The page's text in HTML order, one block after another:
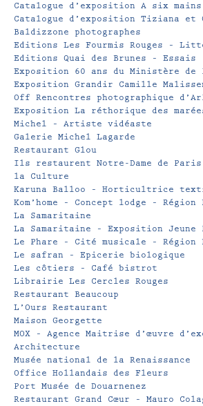
Catalogue d’exposition A six mains
Catalogue d’exposition Tiziana et
Baldizzone photographes
Editions Les Fourmis Rouges –
Editions Quai des Brunes – Essais
Exposition 60 ans du Ministère de
Exposition Grandir Camille
Off Rencontres photographique
Exposition La réthorique des
Michel – Artiste vidéaste
Galerie Michel Lagarde
Restaurant Glou
Ils restaurent Notre-Dame de
la Culture
Karuna Balloo – Horticultrice
Kom’home – Concept lodge – Région
La Samaritaine
La Samaritaine – Exposition Jeune
Le Phare – Cité musicale – Région
Le safran – Epicerie biologique
Les côtiers – Café bistrot
Librairie Les Cercles Rouges
Restaurant Beaucoup
L’Ours Restaurant
Maison Georgette
MOX – Agence Maitrise d’œuvre
Architecture
Musée national de la Renaissance
Office Hollandais des Fleurs
Port Musée de Douarnenez
Restaurant Grand Cœur – Mauro